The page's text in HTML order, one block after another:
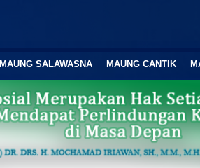
MAUNG SALAWASNA MAUNG CANTIK